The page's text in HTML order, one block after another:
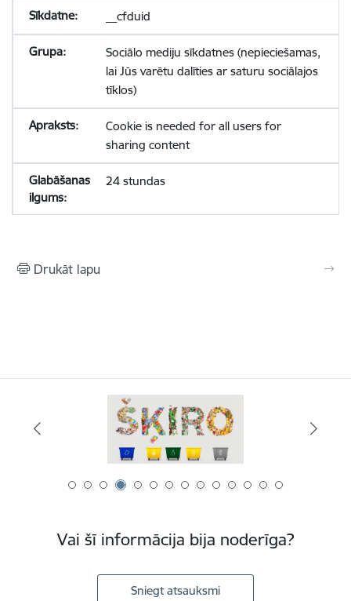
__cfduid
Sociālo mediju sīkdatnes (nepieciešamas,
lai Jūs varētu dalīties ar saturu sociālajos
tīklos)
Cookie is needed for all users for
sharing content
24 stundas
Drukāt lapu
Vai šī informācija bija noderīga?
Sniegt atsauksmi